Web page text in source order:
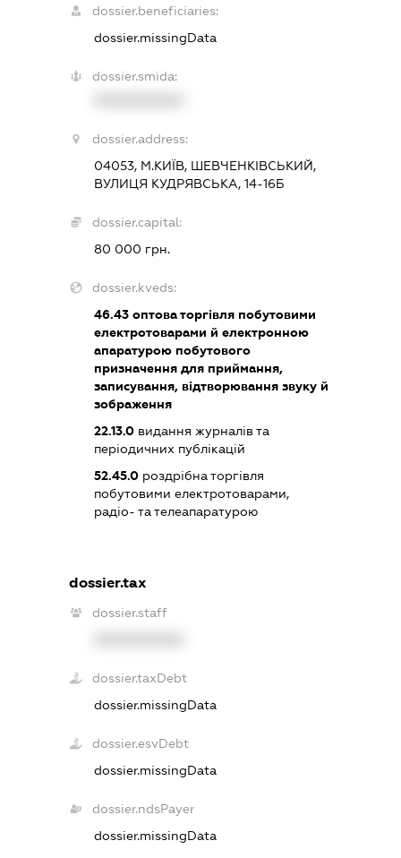
dossier.beneficiaries:
dossier.missingData
dossier.smida:
dossier.address:
04053, М.КИЇВ, ШЕВЧЕНКІВСЬКИЙ,
ВУЛИЦЯ КУДРЯВСЬКА, 14-16Б
dossier.capital:
80 000 грн.
dossier.kveds:
46.43оптова торгівля побутовими
електротоварами й електронною
апаратурою побутового
призначення для приймання,
записування, відтворювання звуку й
зображення
22.13.0видання журналів та
періодичних публікацій
52.45.0роздрібна торгівля
побутовими електротоварами,
радіо- та телеапаратурою
dossier.tax
dossier.staff
dossier.taxDebt
dossier.missingData
dossier.esvDebt
dossier.missingData
dossier.ndsPayer
dossier.missingData